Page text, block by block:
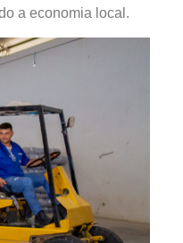
a economia local.